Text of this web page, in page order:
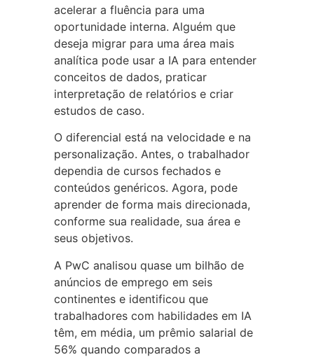
acelerar a fluência para uma
oportunidade interna. Alguém que
deseja migrar para uma área mais
analítica pode usar a IA para entender
conceitos de dados, praticar
interpretação de relatórios e criar
estudos de caso.
O diferencial está na velocidade e na
personalização. Antes, o trabalhador
dependia de cursos fechados e
conteúdos genéricos. Agora, pode
aprender de forma mais direcionada,
conforme sua realidade, sua área e
seus objetivos.
A PwC analisou quase um bilhão de
anúncios de emprego em seis
continentes e identificou que
trabalhadores com habilidades em IA
têm, em média, um prêmio salarial de
56% quando comparados a